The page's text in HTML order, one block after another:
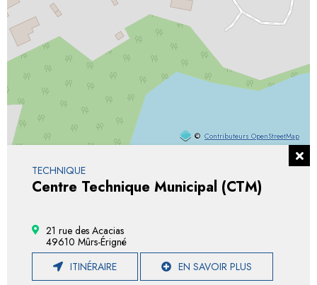
© Contributeurs OpenStreetMap
TECHNIQUE
Centre Technique Municipal (CTM)
21 rue des Acacias
49610 Mûrs-Érigné
ITINÉRAIRE
EN SAVOIR PLUS